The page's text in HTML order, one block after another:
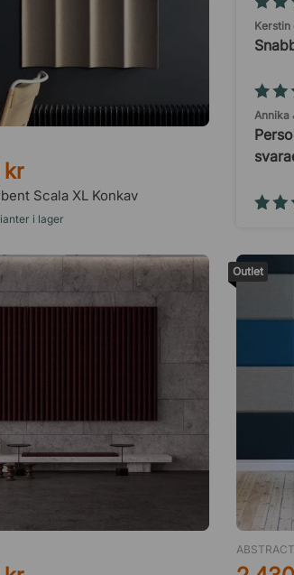
Kerstin
Annika
Bengt S
Scala XL Konkav
kr
i lager
Outlet